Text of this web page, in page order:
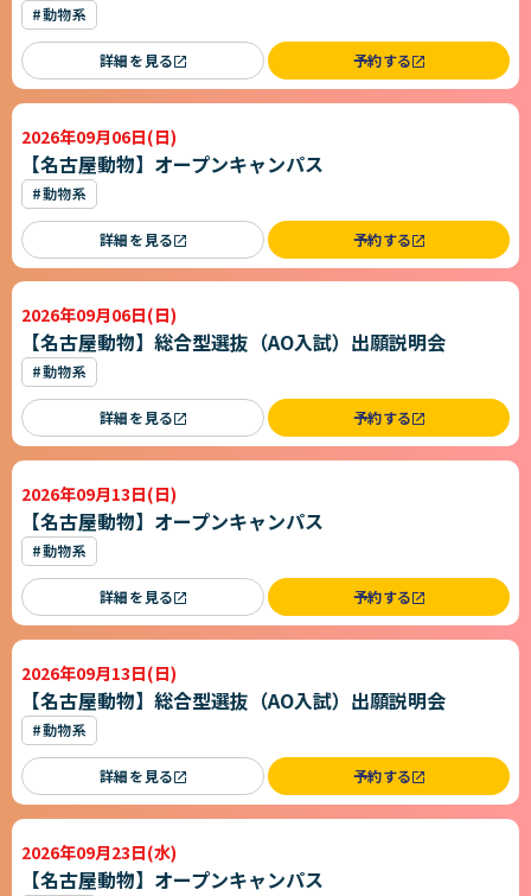
#動物系
詳細を見る 予約する
2026年09月06日(日)
【名古屋動物】オープンキャンパス
#動物系
詳細を見る 予約する
2026年09月06日(日)
【名古屋動物】総合型選抜（AO入試）出願説明会
#動物系
詳細を見る 予約する
2026年09月13日(日)
【名古屋動物】オープンキャンパス
#動物系
詳細を見る 予約する
2026年09月13日(日)
【名古屋動物】総合型選抜（AO入試）出願説明会
#動物系
詳細を見る 予約する
2026年09月23日(水)
【名古屋動物】オープンキャンパス